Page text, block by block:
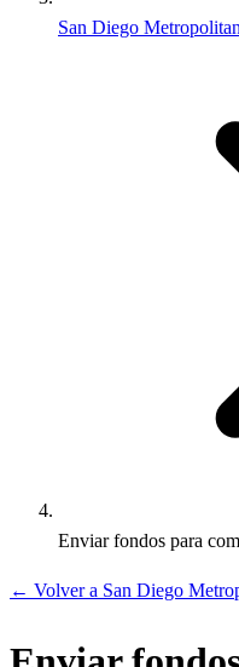
San Diego
Enviar fondos para
← Volver a San Diego